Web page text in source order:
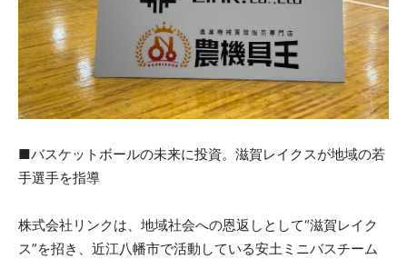
■バスケットボールの未来に投資。滋賀レイクスが地域の若
手選手を指導
株式会社リンクは、地域社会への恩返しとして“滋賀レイク
ス”を招き、近江八幡市で活動している安土ミニバスチーム